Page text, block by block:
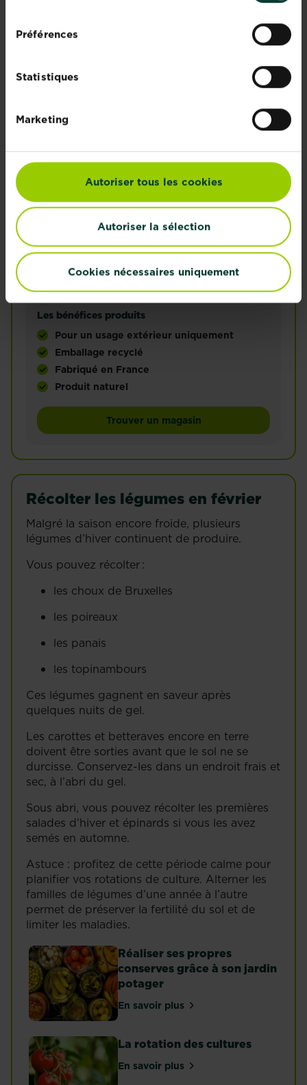
Préférences
Statistiques
Marketing
Autoriser tous les cookies
Autoriser la sélection
Cookies nécessaires uniquement
KB fumier du jardinier
Les bénéfices produits
Pour un usage extérieur uniquement
Emballage recyclé
Fabriqué en France
Produit naturel
A base de fumier composté et enrichi en algues,
Trouver un magasin
Récolter les légumes en février
Malgré la saison encore froide, plusieurs
légumes d’hiver continuent de produire.
Vous pouvez récolter :
les choux de Bruxelles
les poireaux
les panais
les topinambours
Ces légumes gagnent en saveur après
quelques nuits de gel.
Les carottes et betteraves encore en terre
doivent être sorties avant que le sol ne se
durcisse. Conservez-les dans un endroit frais et
sec, à l’abri du gel.
Sous abri, vous pouvez récolter les premières
salades d’hiver et épinards si vous les avez
semés en automne.
Astuce : profitez de cette période calme pour
planifier vos rotations de culture. Alterner les
familles de légumes d’une année à l’autre
permet de préserver la fertilité du sol et de
limiter les maladies.
Réaliser ses propres
conserves grâce à son jardin
potager
En savoir plussur Réaliser ses propres
La rotation des cultures
En savoir plussur La rotation des cultures